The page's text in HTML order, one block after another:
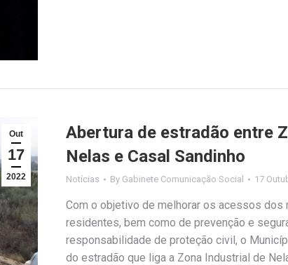
Out
17
2022
Abertura de estradão entre
Nelas e Casal Sandinho
Notícias By Gabinete Comunicação Social 17
Com o objetivo de melhorar os acessos
residentes, bem como de prevenção e
responsabilidade de proteção civil, o
do estradão que liga a Zona Industrial de